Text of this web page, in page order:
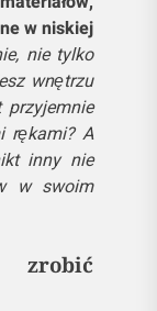
w niskiej
nie tylko
wnętrzu
rękami? A
inny nie
w swoim
zrobić